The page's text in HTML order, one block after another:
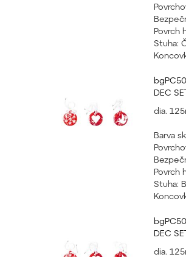
Povrch
Stuha:
DEC
dia.
Barva
Povrch
Stuha:
DEC
dia.